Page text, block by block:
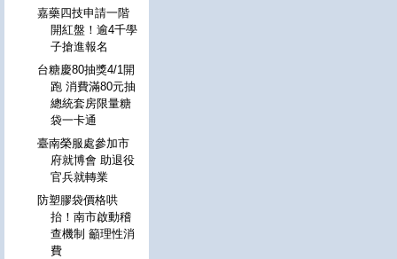
嘉藥四技申請一階
開紅盤！逾4千學
子搶進報名
台糖慶80抽獎4/1開
跑 消費滿80元抽
總統套房限量糖
袋一卡通
臺南榮服處參加市
府就博會 助退役
官兵就轉業
防塑膠袋價格哄
抬！南市啟動稽
查機制 籲理性消
費